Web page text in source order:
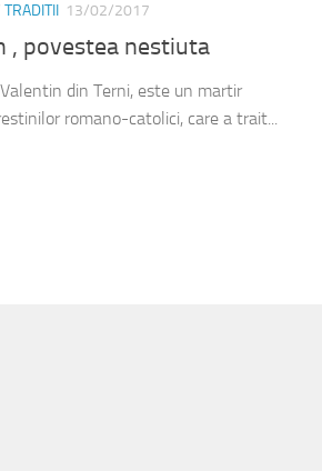
TRADITII 13/02/2017
, povestea nestiuta
din Terni, este un martir
romano-catolici, care a trait...